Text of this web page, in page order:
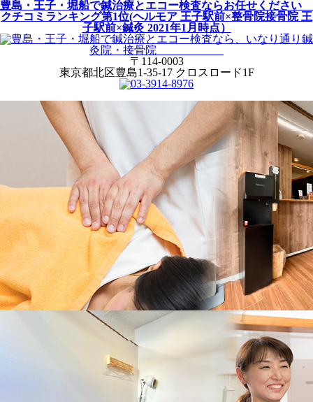
豊島・王子・堀船で鍼治療とエコー検査ならお任せください
クチコミランキング第1位(ヘルモア 王子駅前×整骨院接骨院 王
子駅前×鍼灸 2021年1月時点）
〒114-0003
東京都北区豊島1-35-17 クロスロード1F